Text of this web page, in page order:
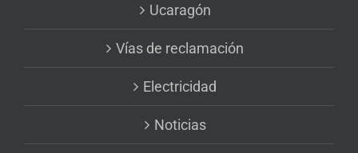
Ucaragón
Vías de reclamación
Electricidad
Noticias